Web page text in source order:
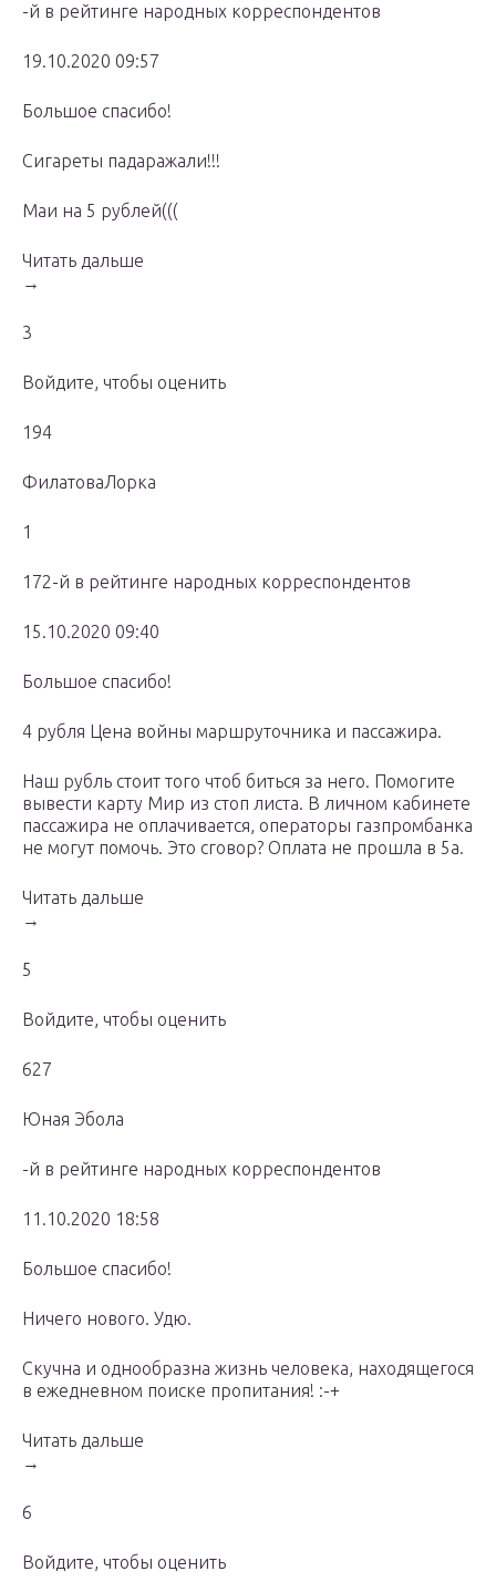
-й в рейтинге народных корреспондентов
19.10.2020 09:57
Большое спасибо!
Сигареты падаражали!!!
Маи на 5 рублей(((
Читать дальше
→
3
Войдите, чтобы оценить
194
ФилатоваЛорка
1
172-й в рейтинге народных корреспондентов
15.10.2020 09:40
Большое спасибо!
4 рубля Цена войны маршруточника и пассажира.
Наш рубль стоит того чтоб биться за него. Помогите
вывести карту Мир из стоп листа. В личном кабинете
пассажира не оплачивается, операторы газпромбанка
не могут помочь. Это сговор? Оплата не прошла в 5а.
Читать дальше
→
5
Войдите, чтобы оценить
627
Юная Эбола
-й в рейтинге народных корреспондентов
11.10.2020 18:58
Большое спасибо!
Ничего нового. Удю.
Скучна и однообразна жизнь человека, находящегося
в ежедневном поиске пропитания! :-+
Читать дальше
→
6
Войдите, чтобы оценить